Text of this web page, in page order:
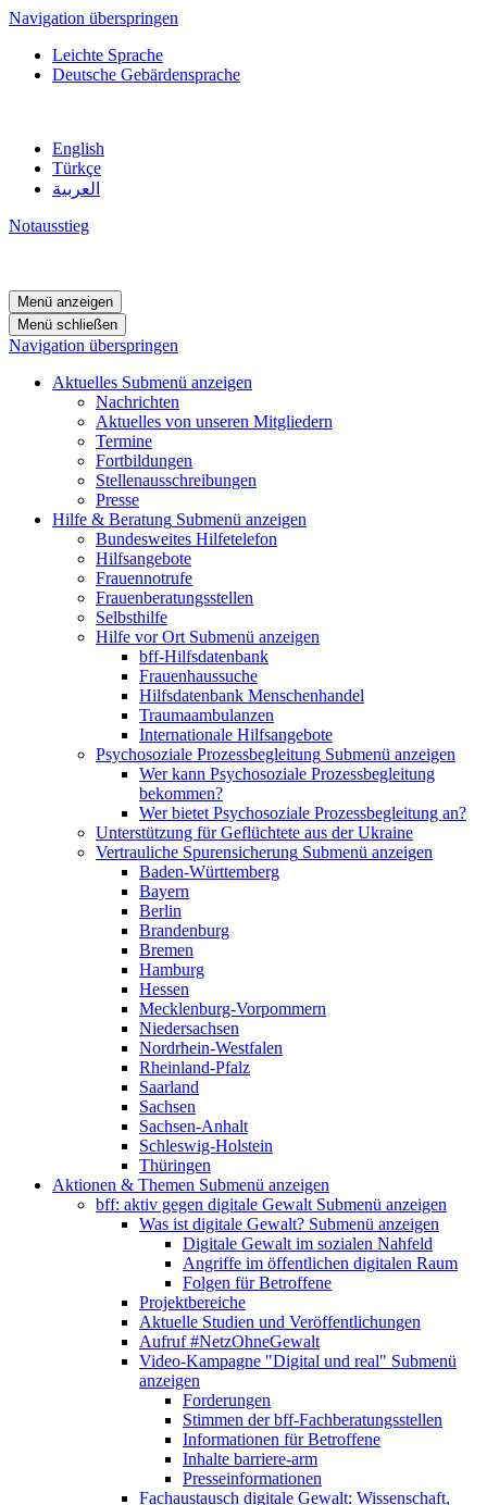
Navigation überspringen
Leichte Sprache
Deutsche Gebärdensprache
English
Türkçe
العربية
Notausstieg
Menü anzeigen
Menü schließen
Navigation überspringen
Aktuelles Submenü anzeigen
Nachrichten
Aktuelles von unseren Mitgliedern
Termine
Fortbildungen
Stellenausschreibungen
Presse
Hilfe & Beratung Submenü anzeigen
Bundesweites Hilfetelefon
Hilfsangebote
Frauennotrufe
Frauenberatungsstellen
Selbsthilfe
Hilfe vor Ort Submenü anzeigen
bff-Hilfsdatenbank
Frauenhaussuche
Hilfsdatenbank Menschenhandel
Traumaambulanzen
Internationale Hilfsangebote
Psychosoziale Prozessbegleitung Submenü anzeigen
Wer kann Psychosoziale Prozessbegleitung
bekommen?
Wer bietet Psychosoziale Prozessbegleitung an?
Unterstützung für Geflüchtete aus der Ukraine
Vertrauliche Spurensicherung Submenü anzeigen
Baden-Württemberg
Bayern
Berlin
Brandenburg
Bremen
Hamburg
Hessen
Mecklenburg-Vorpommern
Niedersachsen
Nordrhein-Westfalen
Rheinland-Pfalz
Saarland
Sachsen
Sachsen-Anhalt
Schleswig-Holstein
Thüringen
Aktionen & Themen Submenü anzeigen
bff: aktiv gegen digitale Gewalt Submenü anzeigen
Was ist digitale Gewalt? Submenü anzeigen
Digitale Gewalt im sozialen Nahfeld
Angriffe im öffentlichen digitalen Raum
Folgen für Betroffene
Projektbereiche
Aktuelle Studien und Veröffentlichungen
Aufruf #NetzOhneGewalt
Video-Kampagne "Digital und real" Submenü
anzeigen
Forderungen
Stimmen der bff-Fachberatungsstellen
Informationen für Betroffene
Inhalte barriere-arm
Presseinformationen
Fachaustausch digitale Gewalt: Wissenschaft,